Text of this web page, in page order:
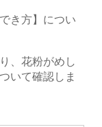
き方】につい
、花粉がめし
いて確認しま